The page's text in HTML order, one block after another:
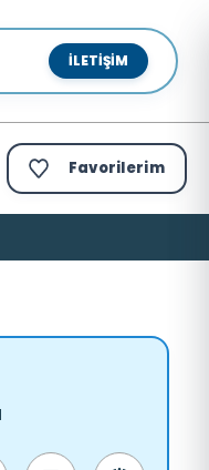
İLETIŞIM
Favorilerim